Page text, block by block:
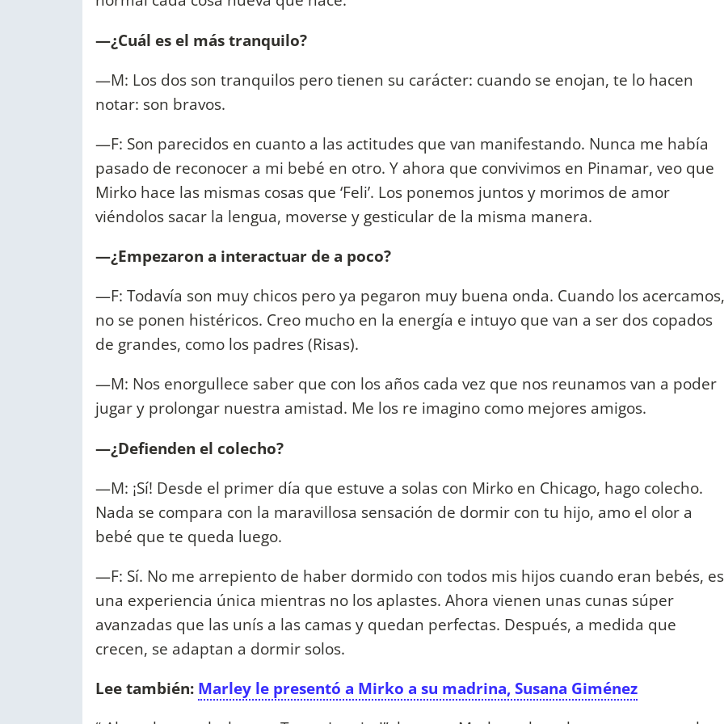
—¿Cuál es el más tranquilo?
—M: Los dos son tranquilos pero tienen su carácter: cuando se enojan, te lo hacen
notar: son bravos.
—F: Son parecidos en cuanto a las actitudes que van manifestando. Nunca me había
pasado de reconocer a mi bebé en otro. Y ahora que convivimos en Pinamar, veo que
Mirko hace las mismas cosas que ‘Feli’. Los ponemos juntos y morimos de amor
viéndolos sacar la lengua, moverse y gesticular de la misma manera.
—¿Empezaron a interactuar de a poco?
—F: Todavía son muy chicos pero ya pegaron muy buena onda. Cuando los acercamos,
no se ponen histéricos. Creo mucho en la energía e intuyo que van a ser dos copados
de grandes, como los padres (Risas).
—M: Nos enorgullece saber que con los años cada vez que nos reunamos van a poder
jugar y prolongar nuestra amistad. Me los re imagino como mejores amigos.
—¿Defienden el colecho?
—M: ¡Sí! Desde el primer día que estuve a solas con Mirko en Chicago, hago colecho.
Nada se compara con la maravillosa sensación de dormir con tu hijo, amo el olor a
bebé que te queda luego.
—F: Sí. No me arrepiento de haber dormido con todos mis hijos cuando eran bebés, es
una experiencia única mientras no los aplastes. Ahora vienen unas cunas súper
avanzadas que las unís a las camas y quedan perfectas. Después, a medida que
crecen, se adaptan a dormir solos.
Lee también: Marley le presentó a Mirko a su madrina, Susana Giménez